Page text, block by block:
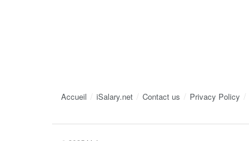
Accueil iSalary.net Contact us Privacy Policy